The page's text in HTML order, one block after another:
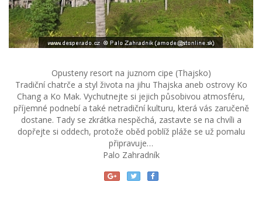
Opusteny resort na juznom cipe (Thajsko)
Tradiční chatrče a styl života na jihu Thajska aneb ostrovy Ko
Chang a Ko Mak. Vychutnejte si jejich působivou atmosféru,
příjemné podnebí a také netradiční kulturu, která vás zaručeně
dostane. Tady se zkrátka nespěchá, zastavte se na chvíli a
dopřejte si oddech, protože oběd poblíž pláže se už pomalu
připravuje…
Palo Zahradník